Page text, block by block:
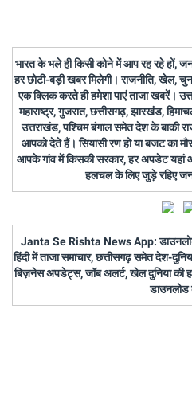
भारत के भले ही किसी कोने में आप रह रहे हों,
हर छोटी-बड़ी खबर मिलेगी। राजनीति, खेल,
एक क्लिक करते ही हमेशा पाएं ताजा खबरें।
महाराष्ट्र, गुजरात, छत्तीसगढ़, झारखंड,
उत्तराखंड, पश्चिम बंगाल समेत देश के बाकी
आपको देते हैं। सियासी रण हो या बजट का
आपके गांव में किसकी सरकार, हर अपडेट यहां
हलचल के लिए जुड़े रहिए
Janta Se Rishta News App:
हिंदी में ताजा समाचार, छत्तीसगढ़ समेत देश-
बिज़नेस अपडेट्स, जॉब अलर्ट, खेल दुनिया की
डाउनलोड